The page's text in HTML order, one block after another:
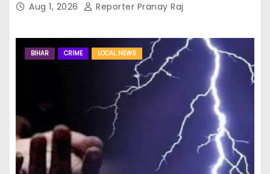
Aug 1, 2026 Reporter Pranay Raj
BIHAR CRIME LOCAL NEWS